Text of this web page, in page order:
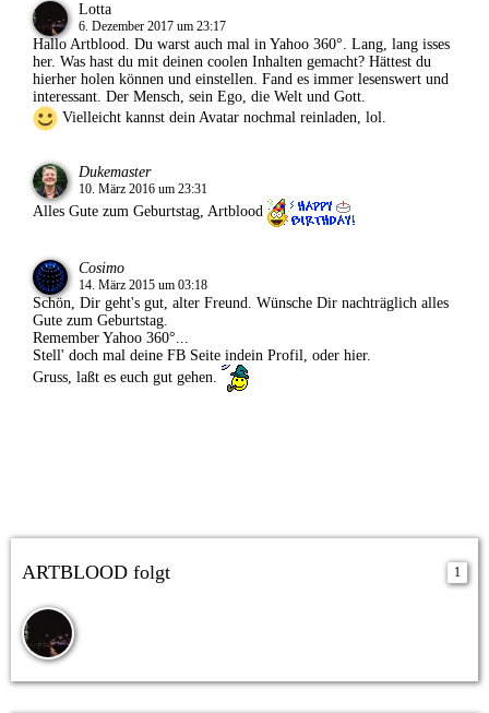
Lotta
6. Dezember 2017 um 23:17
Hallo Artblood. Du warst auch mal in Yahoo 360°. Lang, lang isses
her. Was hast du mit deinen coolen Inhalten gemacht? Hättest du
hierher holen können und einstellen. Fand es immer lesenswert und
interessant. Der Mensch, sein Ego, die Welt und Gott.
Vielleicht kannst dein Avatar nochmal reinladen, lol.
Dukemaster
10. März 2016 um 23:31
Alles Gute zum Geburtstag, Artblood
Cosimo
14. März 2015 um 03:18
Schön, Dir geht's gut, alter Freund. Wünsche Dir nachträglich alles
Gute zum Geburtstag.
Remember Yahoo 360°...
Stell' doch mal deine FB Seite indein Profil, oder hier.
Gruss, laßt es euch gut gehen.
ARTBLOOD folgt 1